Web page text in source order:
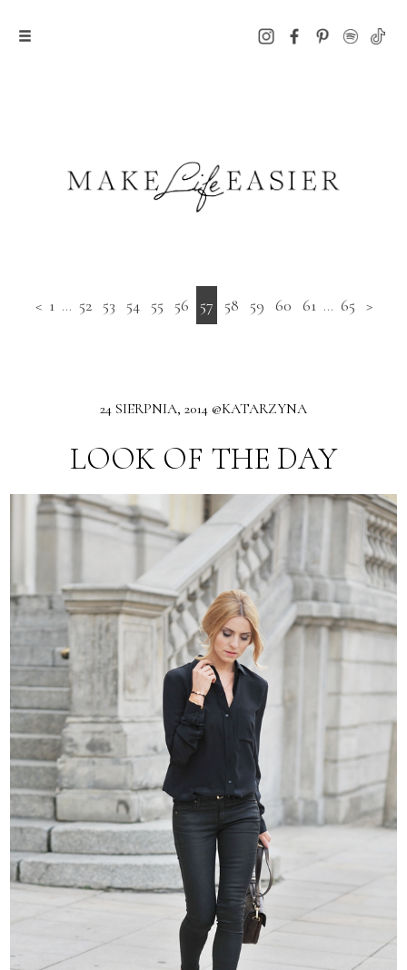
< 1 ... 52 53 54 55 56 57 58 59 60 61 ... 65 >
24 SIERPNIA, 2014 @KATARZYNA
LOOK OF THE DAY